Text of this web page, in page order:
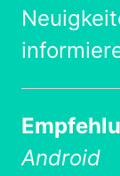
Android